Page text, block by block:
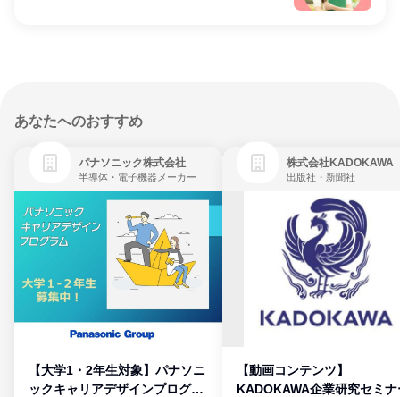
あなたへのおすすめ
パナソニック株式会社
半導体・電子機器メーカー
【大学1・2年生対象】パナソニ
ックキャリアデザインプログラ
株式会社KADOKAWA
出版社・新聞社
【動画コンテンツ】
KADOKAWA企業研究セミナ